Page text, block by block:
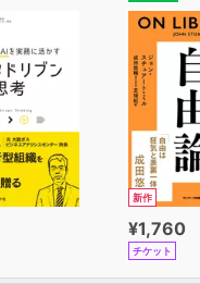
新作
¥1,760
チケット